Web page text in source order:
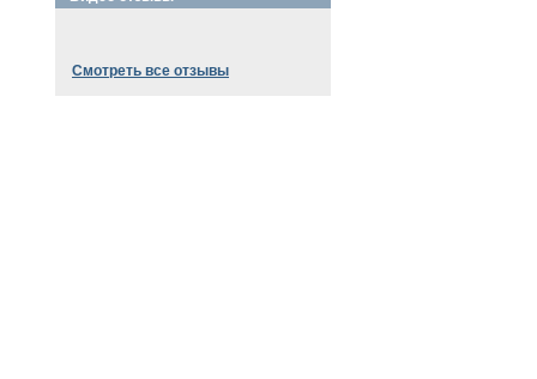
Смотреть все отзывы